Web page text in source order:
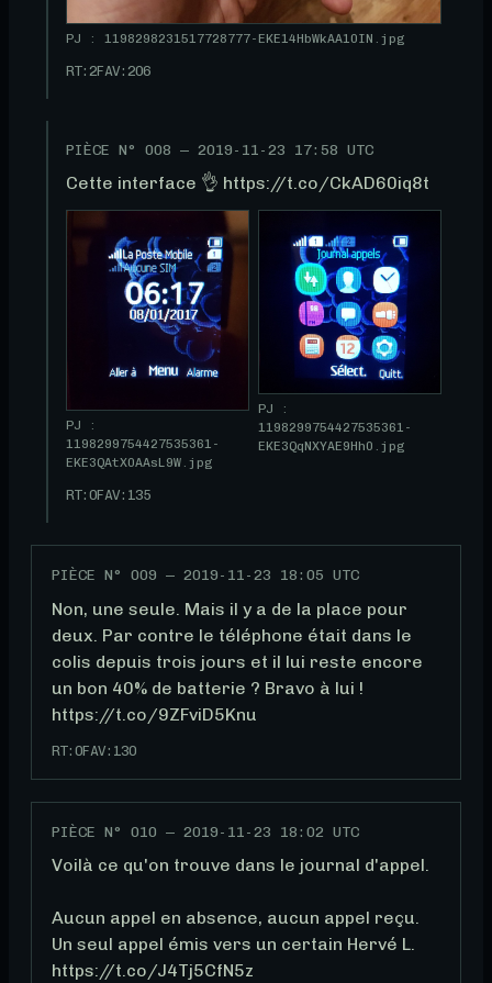
PJ : 1198298231517728777-EKE14HbWkAA10IN.jpg
RT: 2FAV: 206
PIÈCE N°008 —2019-11-23 17:58 UTC
Cette interface 👌 https://t.co/CkAD60iq8t
PJ :
1198299754427535361-
EKE3QAtX0AAsL9W.jpg
PJ :
1198299754427535361-
EKE3QqNXYAE9Hh0.jpg
RT:0FAV: 135
PIÈCE N° 009 — 2019-11-23 18:05 UTC
Non, une seule. Mais il y a de la place pour
deux. Par contre le téléphone était dans le
colis depuis trois jours et il lui reste encore
un bon 40% de batterie ? Bravo à lui !
https://t.co/9ZFviD5Knu
RT: 0FAV: 130
PIÈCE N° 010 — 2019-11-23 18:02 UTC
Voilà ce qu'on trouve dans le journal d'appel.
Aucun appel en absence, aucun appel reçu.
Un seul appel émis vers un certain Hervé L.
https://t.co/J4Tj5CfN5z